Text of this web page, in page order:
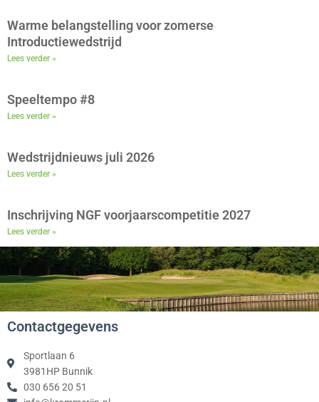
Warme belangstelling voor zomerse
Introductiewedstrijd
Lees verder »
Speeltempo #8
Lees verder »
Wedstrijdnieuws juli 2026
Lees verder »
Inschrijving NGF voorjaarscompetitie 2027
Lees verder »
Contactgegevens
Sportlaan 6
3981HP Bunnik
030 656 20 51